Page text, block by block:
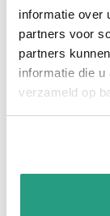
informatie over
partners voor
partners
informatie die
verzameld op
Snel naar
Meer informatie
Meer informatie
Maatvoering
Vragen? Neem
We zijn